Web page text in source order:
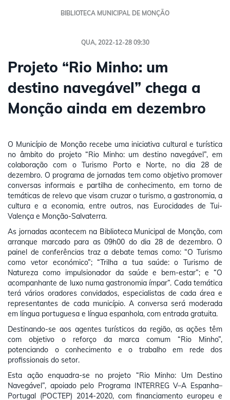
BIBLIOTECA MUNICIPAL DE MONÇÃO
QUA, 2022-12-28 09:30
Projeto “Rio Minho: um
destino navegável” chega a
Monção ainda em dezembro
O Município de Monção recebe uma iniciativa cultural e turística
no âmbito do projeto “Rio Minho: um destino navegável”, em
colaboração com o Turismo Porto e Norte, no dia 28 de
dezembro. O programa de jornadas tem como objetivo promover
conversas informais e partilha de conhecimento, em torno de
temáticas de relevo que visam cruzar o turismo, a gastronomia, a
cultura e a economia, entre outros, nas Eurocidades de Tui-
Valença e Monção-Salvaterra.
As jornadas acontecem na Biblioteca Municipal de Monção, com
arranque marcado para as 09h00 do dia 28 de dezembro. O
painel de conferências traz a debate temas como: “O Turismo
como vetor económico”; “Trilha a tua saúde: o Turismo de
Natureza como impulsionador da saúde e bem-estar”; e “O
acompanhante de luxo numa gastronomia ímpar”. Cada temática
terá vários oradores convidados, especialistas de cada área e
representantes de cada município. A conversa será moderada
em língua portuguesa e língua espanhola, com entrada gratuita.
Destinando-se aos agentes turísticos da região, as ações têm
com objetivo o reforço da marca comum “Rio Minho”,
potenciando o conhecimento e o trabalho em rede dos
profissionais do setor.
Esta ação enquadra-se no projeto “Rio Minho: Um Destino
Navegável”, apoiado pelo Programa INTERREG V–A Espanha–
Portugal (POCTEP) 2014-2020, com financiamento europeu e